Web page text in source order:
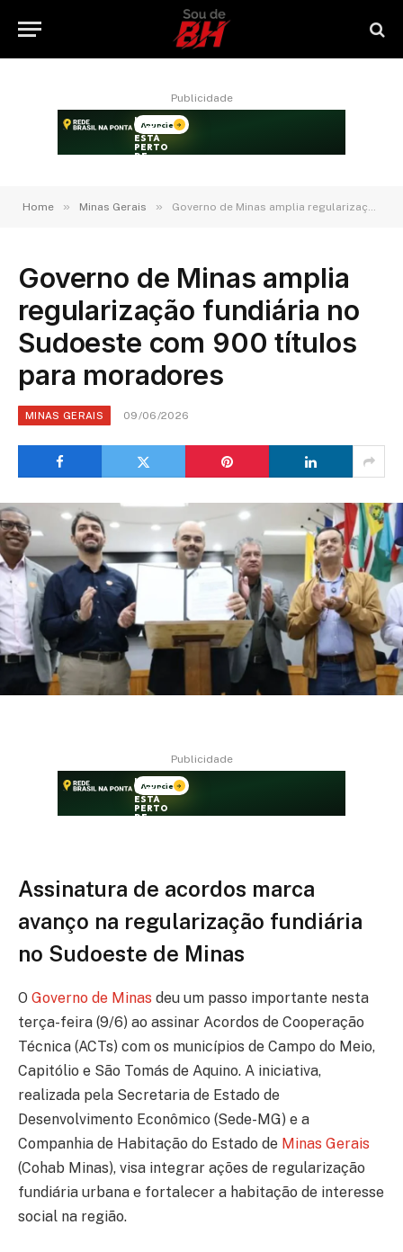
Publicidade
Home » Minas Gerais » Governo de Minas amplia regularização fundiária no Sudoeste com 900 títulos para moradores
Governo de Minas amplia
regularização fundiária no
Sudoeste com 900 títulos
para moradores
MINAS GERAIS 09/06/2026
Publicidade
Assinatura de acordos marca
avanço na regularização fundiária
no Sudoeste de Minas
O Governo de Minas deu um passo importante nesta
terça-feira (9/6) ao assinar Acordos de Cooperação
Técnica (ACTs) com os municípios de Campo do Meio,
Capitólio e São Tomás de Aquino. A iniciativa,
realizada pela Secretaria de Estado de
Desenvolvimento Econômico (Sede-MG) e a
Companhia de Habitação do Estado de Minas Gerais
(Cohab Minas), visa integrar ações de regularização
fundiária urbana e fortalecer a habitação de interesse
social na região.